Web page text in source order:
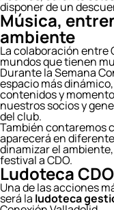
disponer de un
Música,
ambiente
La colaboración entre
mundos que tienen
Durante la Semana
espacio más
contenidos y
nuestros socios y
del club.
También contaremos
aparecerá en
dinamizar el
festival a CDO.
Ludoteca
Una de las acciones
será la ludoteca